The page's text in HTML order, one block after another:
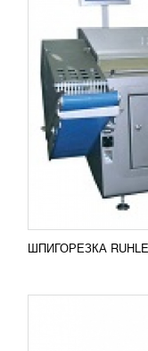
ШПИГОРЕЗКА
АВТОМАТ S-
1 367 297
Машина
продукции в 3-
размеров и
помощью...
ПОДРОБНЕЕ